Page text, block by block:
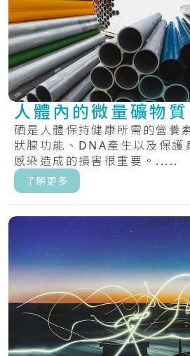
人體內的微量礦物
硒是人體保持健康所需的營養
狀腺功能、DNA產生以及保護
感染造成的損害很重要。.....
了解更多